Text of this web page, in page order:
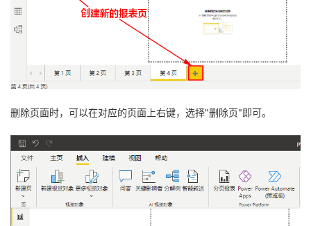
堂
的
课
程
我
的
认
证
我
的
实
我
的
术
支
持
云
声
建
删除页面时，可以在对应的页面上右键，选择"删除页"即可。